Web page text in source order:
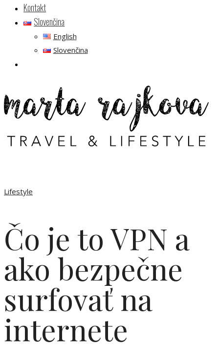
Kontakt
Slovenčina
English
Slovenčina
Lifestyle
Čo je to VPN a
ako bezpečne
surfovať na
internete